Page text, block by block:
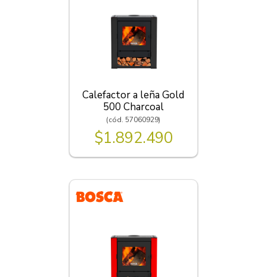
Calefactor a leña Gold
500 Charcoal
(cód. 57060929)
$1.892.490